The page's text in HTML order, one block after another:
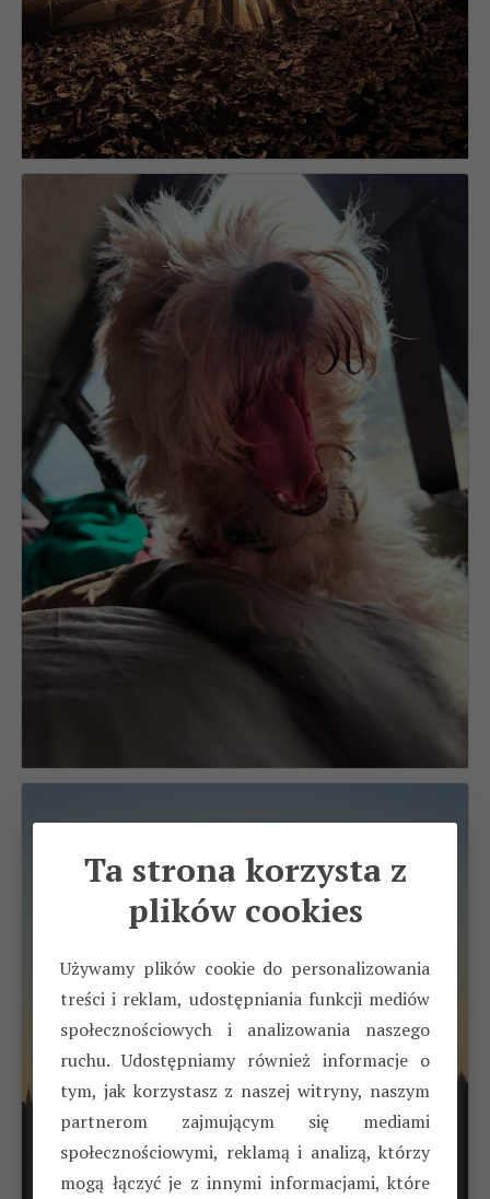
Ta strona korzysta z
plików cookies
Używamy plików cookie do personalizowania
treści i reklam, udostępniania funkcji mediów
społecznościowych i analizowania naszego
ruchu. Udostępniamy również informacje o
tym, jak korzystasz z naszej witryny, naszym
partnerom zajmującym się mediami
społecznościowymi, reklamą i analizą, którzy
mogą łączyć je z innymi informacjami, które